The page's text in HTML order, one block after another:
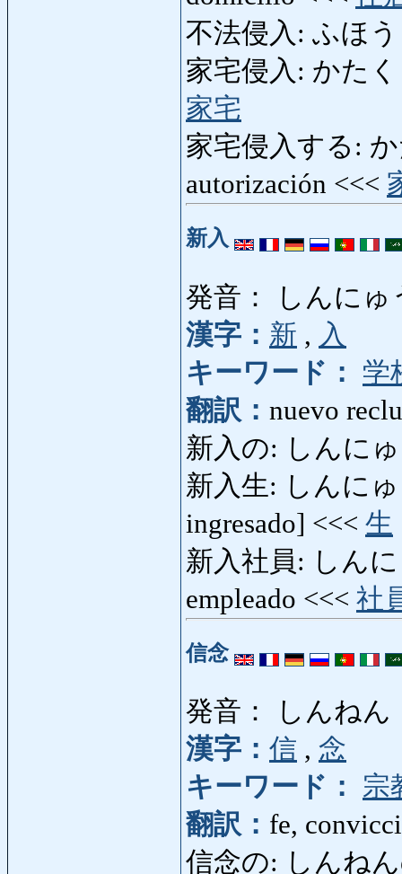
不法侵入: ふほ
家宅侵入: かたく
家宅
家宅侵入する:
autorización <<<
新入
発音： しんにゅ
漢字： 新 , 入
キーワード：
学
翻訳： nuevo
新入の: しんに
新入生: しんに
ingresado] <<< 生
新入社員: しん
empleado <<< 社
信念
発音： しんねん
漢字： 信 , 念
キーワード：
宗
翻訳： fe,
信念の: しんね